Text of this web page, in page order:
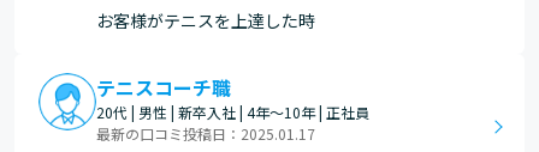
お客様がテニスを上達した時
テニスコーチ職
20代 | 男性 | 新卒入社 | 4年～10年 | 正社員
最新の口コミ投稿日：2025.01.17